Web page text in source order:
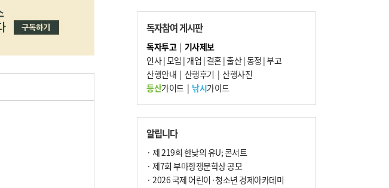
7
[사설] 해수부 신청사 북항으로 확정, 해양
수도 도약의 전환점
8
부울경 주말부터 비소식…‘극한 폭염’ 한풀
꺾일 듯
9
외국인 선원 ‘인신매매 경유지’ 된 부산…
우려가 현실로
10 르노 못 타는 부산시장…관용차 규정에 막
힌 지역기업 응원
독자참여 게시판
독자투고| 기사제보
인사|모임 | 개업 | 결혼|출산|동정 |부고
산행안내 | 산행후기 | 산행사진
등산가이드| 낚시가이드
알립니다
· 제 219회 한낮의 유U; 콘서트
· 제7회 부마항쟁문학상 공모
· 2026 국제 어린이·청소년 경제아카데미